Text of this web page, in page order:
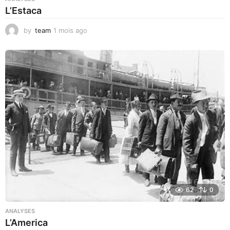
L’Estaca
by team 1 mois ago
i
s
a
o
62 0
ANALYSES
L’America